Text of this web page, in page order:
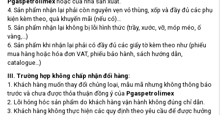
4. Sản phẩm nhận lại phải còn nguyên vẹn vỏ thùng, xốp và đầy đủ các phụ
kiện kèm theo, quà khuyến mãi (nếu có)…
5. Sản phẩm nhận lại không bị lỗi hình thức (trầy, xước, vỡ, móp méo, ố
vàng,…)
6. Sản phẩm khi nhận lại phải có đầy đủ các giấy tờ kèm theo như (phiếu
mua hàng hoặc hóa đơn VAT, phiếu bảo hành, sách hướng dẫn,
catalogue…)
III. Trường hợp không chấp nhận đổi hàng:
1. Khách hàng muốn thay đổi chủng loại, mẫu mã nhưng không thông báo
trước và chưa được thỏa thuận đồng ý của Pgaspetrolimex
2. Lỗi hỏng hóc sản phẩm do khách hàng vận hành không đúng chỉ dẫn.
3. Khách hàng không thực hiện các quy định theo yêu cầu để được hưởng